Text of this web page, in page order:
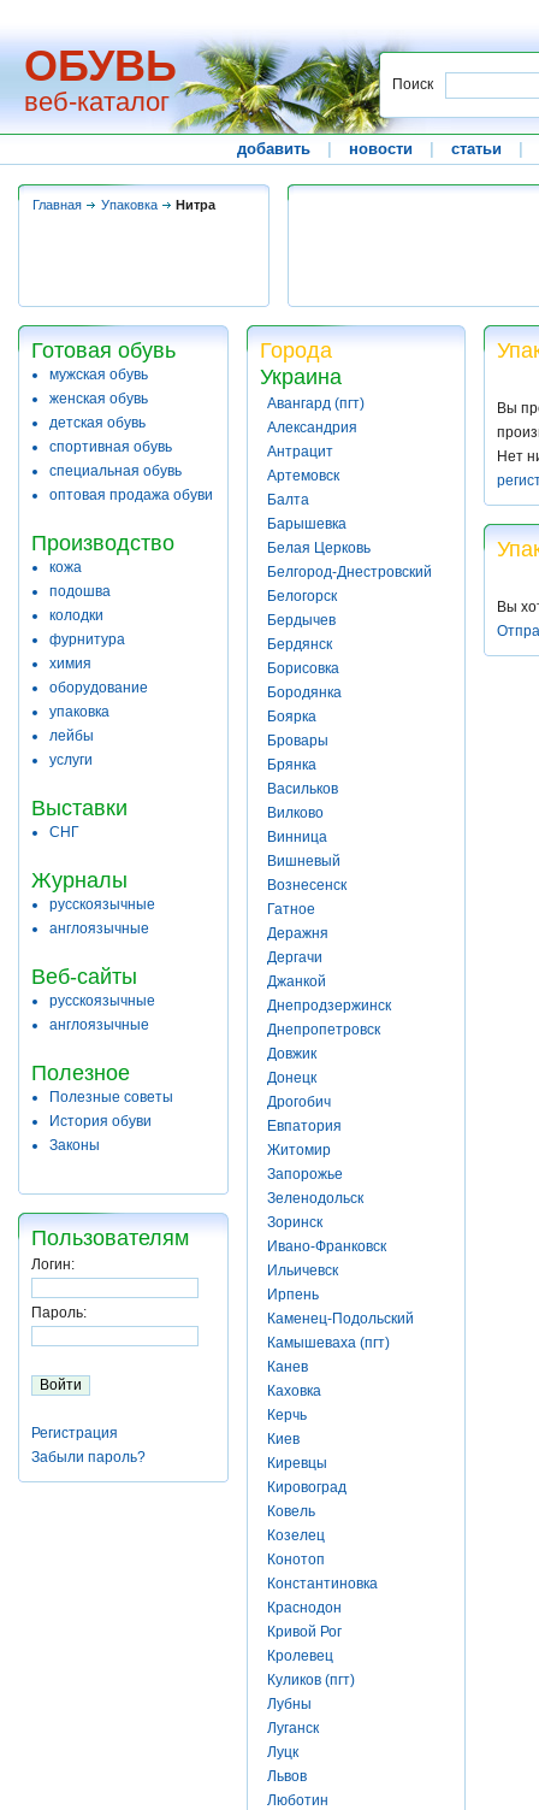
ОБУВЬ
веб-каталог
Поиск
добавить новости статьи
Главная Упаковка Нитра
Готовая обувь
мужская обувь
женская обувь
детская обувь
спортивная обувь
специальная обувь
оптовая продажа обуви
Производство
кожа
подошва
колодки
фурнитура
химия
оборудование
упаковка
лейбы
услуги
Выставки
СНГ
Журналы
русскоязычные
англоязычные
Веб-сайты
русскоязычные
англоязычные
Полезное
Полезные советы
История обуви
Законы
Пользователям
Логин:
Пароль:
Регистрация
Забыли пароль?
Города
Украина
Авангард (пгт)
Александрия
Антрацит
Артемовск
Балта
Барышевка
Белая Церковь
Белгород-Днестровский
Белогорск
Бердычев
Бердянск
Борисовка
Бородянка
Боярка
Бровары
Брянка
Васильков
Вилково
Винница
Вишневый
Вознесенск
Гатное
Деражня
Дергачи
Джанкой
Днепродзержинск
Днепропетровск
Довжик
Донецк
Дрогобич
Евпатория
Житомир
Запорожье
Зеленодольск
Зоринск
Ивано-Франковск
Ильичевск
Ирпень
Каменец-Подольский
Камышеваха (пгт)
Канев
Каховка
Керчь
Киев
Киревцы
Кировоград
Ковель
Козелец
Конотоп
Константиновка
Краснодон
Кривой Рог
Кролевец
Куликов (пгт)
Лубны
Луганск
Луцк
Львов
Люботин
Вы
Нет
Вы